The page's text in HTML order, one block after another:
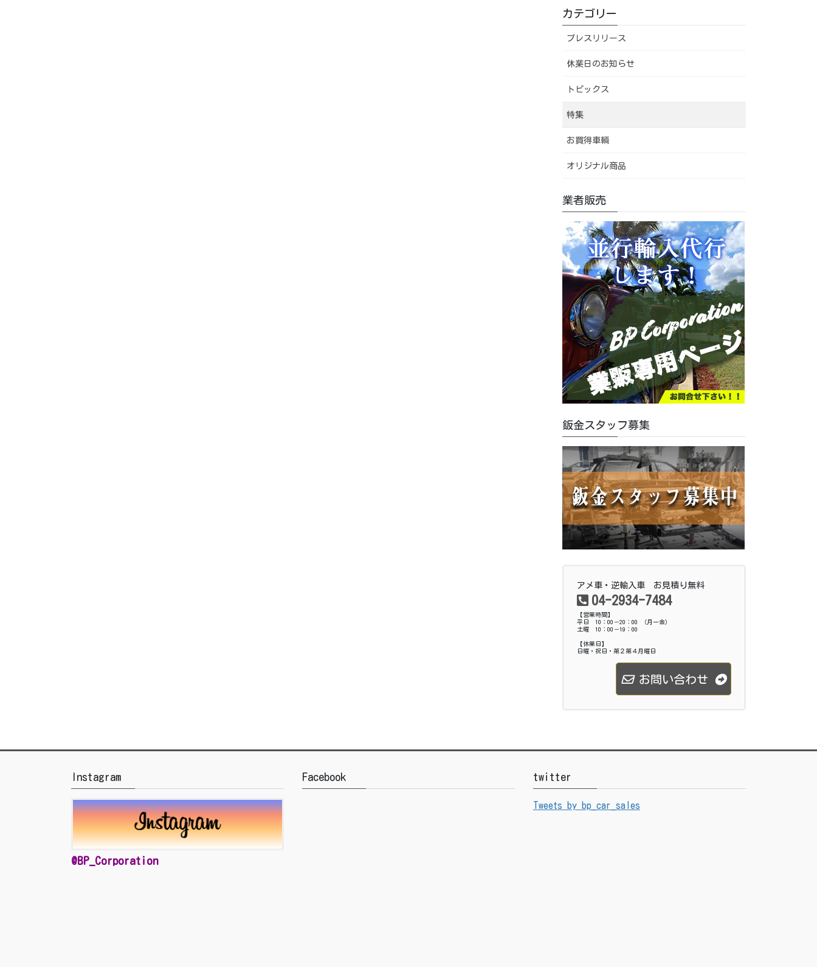
カテゴリー
プレスリリース
休業日のお知らせ
トピックス
特集
お買得車輌
オリジナル商品
業者販売
鈑金スタッフ募集
アメ車・逆輸入車 お見積り無料
04-2934-7484
【営業時間】
平日 10：00－20：00 （月ー金）
土曜 10：00－19：00
【休業日】
日曜・祝日・第２第４月曜日
お問い合わせ
Instagram
@BP_Corporation
Facebook twitter
Tweets by bp_car_sales